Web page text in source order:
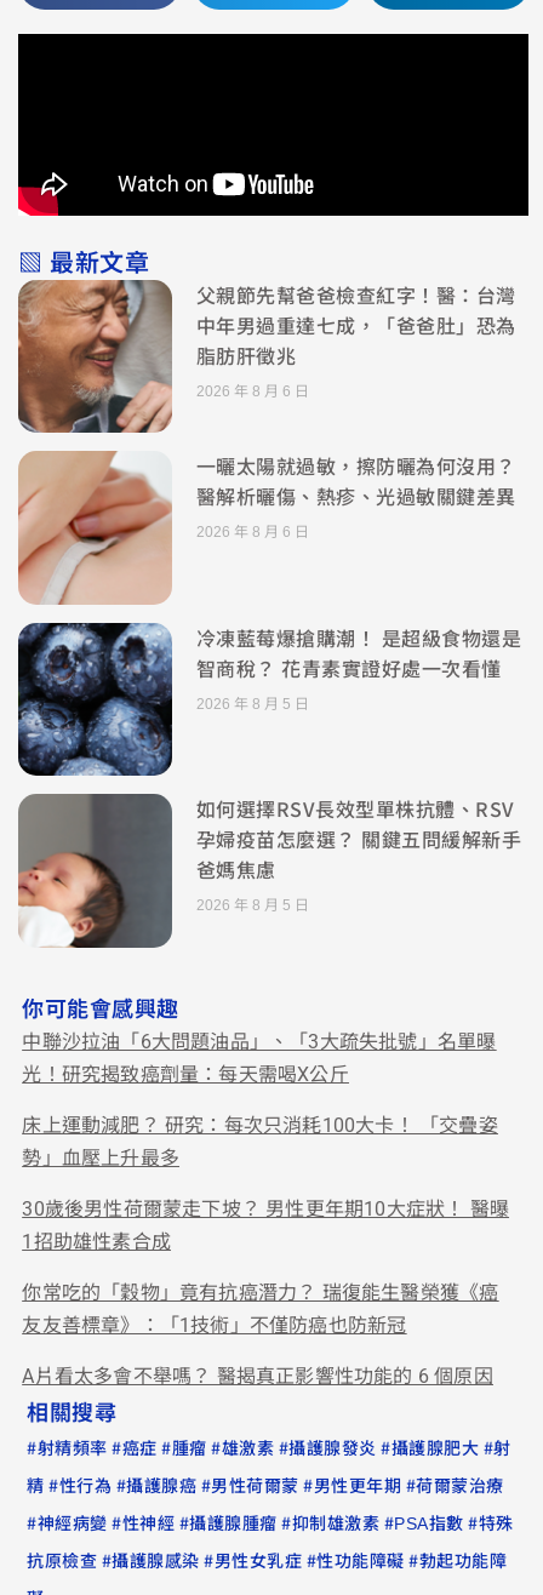
▧ 最新文章
父親節先幫爸爸檢查紅字！醫：台灣
中年男過重達七成，「爸爸肚」恐為
脂肪肝徵兆
2026 年 8 月 6 日
一曬太陽就過敏，擦防曬為何沒用？
醫解析曬傷、熱疹、光過敏關鍵差異
2026 年 8 月 6 日
冷凍藍莓爆搶購潮！ 是超級食物還是
智商稅？ 花青素實證好處一次看懂
2026 年 8 月 5 日
如何選擇RSV長效型單株抗體、RSV
孕婦疫苗怎麼選？ 關鍵五問緩解新手
爸媽焦慮
2026 年 8 月 5 日
你可能會感興趣
中聯沙拉油「6大問題油品」、「3大疏失批號」名單曝
光！研究揭致癌劑量：每天需喝X公斤
床上運動減肥？ 研究：每次只消耗100大卡！ 「交疊姿
勢」血壓上升最多
30歲後男性荷爾蒙走下坡？ 男性更年期10大症狀！ 醫曝
1招助雄性素合成
你常吃的「穀物」竟有抗癌潛力？ 瑞復能生醫榮獲《癌
友友善標章》：「1技術」不僅防癌也防新冠
A片看太多會不舉嗎？ 醫揭真正影響性功能的 6 個原因
相關搜尋
#射精頻率 #癌症 #腫瘤 #雄激素 #攝護腺發炎 #攝護腺肥大 #射
精 #性行為 #攝護腺癌 #男性荷爾蒙 #男性更年期 #荷爾蒙治療
#神經病變 #性神經 #攝護腺腫瘤 #抑制雄激素 #PSA指數 #特殊
抗原檢查 #攝護腺感染 #男性女乳症 #性功能障礙 #勃起功能障